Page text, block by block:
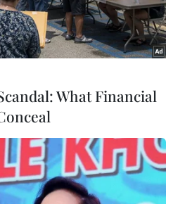
What Financial